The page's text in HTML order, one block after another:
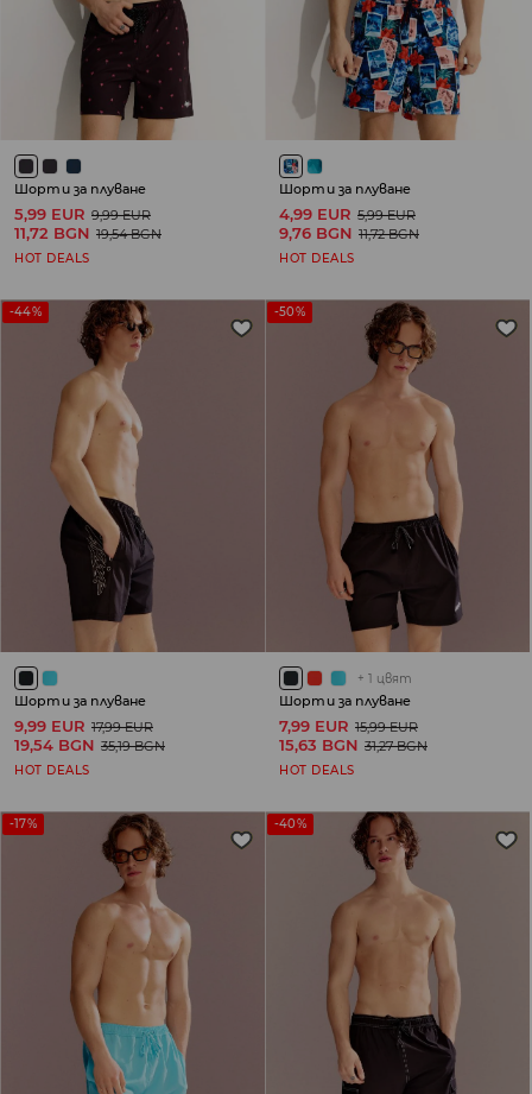
Шорти за плуване
5,99 EUR 9,99 EUR
11,72 BGN 19,54 BGN
HOT DEALS
Шорти за плуване
4,99 EUR 5,99 EUR
9,76 BGN 11,72 BGN
HOT DEALS
-44%
Шорти за плуване
9,99 EUR 17,99 EUR
19,54 BGN 35,19 BGN
HOT DEALS
-50%
+ 1 цвят
Шорти за плуване
7,99 EUR 15,99 EUR
15,63 BGN 31,27 BGN
HOT DEALS
-17% -40%